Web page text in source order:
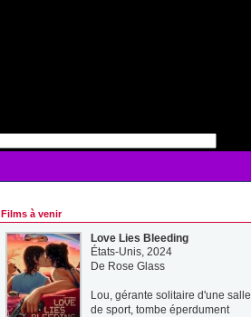
Films à venir
Love Lies Bleeding
États-Unis, 2024
De Rose Glass
Lou, gérante solitaire d'une salle
de sport, tombe éperdument